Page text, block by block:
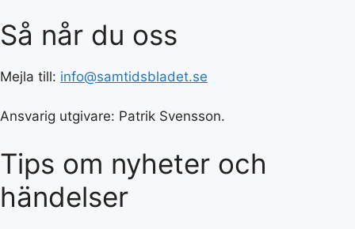
Så når du oss
Mejla till: info@samtidsbladet.se
Ansvarig utgivare: Patrik Svensson.
Tips om nyheter och
händelser